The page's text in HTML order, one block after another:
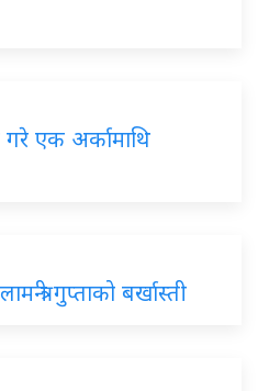
गरे एक अर्कामाथि
गुप्ताको बर्खास्ती